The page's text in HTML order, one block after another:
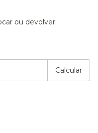
ou devolver.
Calcular